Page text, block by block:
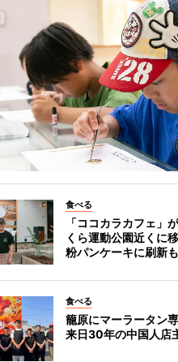
食べる
「ココカラカフェ」
くら運動公園近くに
粉パンケーキに刷新も
食べる
籠原にマーラータン
来日30年の中国人店